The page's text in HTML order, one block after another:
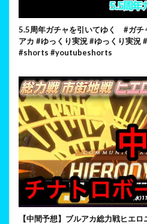
5.5周年ガチャを引いてゆく #ガ
アカ #ゆっくり実況 #ゆっくり実況
#shorts #youtubeshorts
【中間予想】ブルアカ総力戦ヒエ